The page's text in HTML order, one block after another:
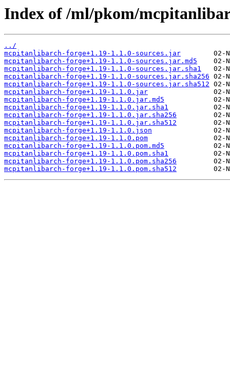
Index of /ml/pkom/
../
mcpitanlibarch-forge+1.19-1.1.0-sources.jar
mcpitanlibarch-forge+1.19-1.1.0-sources.jar.md5
mcpitanlibarch-forge+1.19-1.1.0-sources.jar.sha1
mcpitanlibarch-forge+1.19-1.1.0-sources.jar.sha256
mcpitanlibarch-forge+1.19-1.1.0-sources.jar.sha512
mcpitanlibarch-forge+1.19-1.1.0.jar
mcpitanlibarch-forge+1.19-1.1.0.jar.md5
mcpitanlibarch-forge+1.19-1.1.0.jar.sha1
mcpitanlibarch-forge+1.19-1.1.0.jar.sha256
mcpitanlibarch-forge+1.19-1.1.0.jar.sha512
mcpitanlibarch-forge+1.19-1.1.0.json
mcpitanlibarch-forge+1.19-1.1.0.pom
mcpitanlibarch-forge+1.19-1.1.0.pom.md5
mcpitanlibarch-forge+1.19-1.1.0.pom.sha1
mcpitanlibarch-forge+1.19-1.1.0.pom.sha256
mcpitanlibarch-forge+1.19-1.1.0.pom.sha512
02-